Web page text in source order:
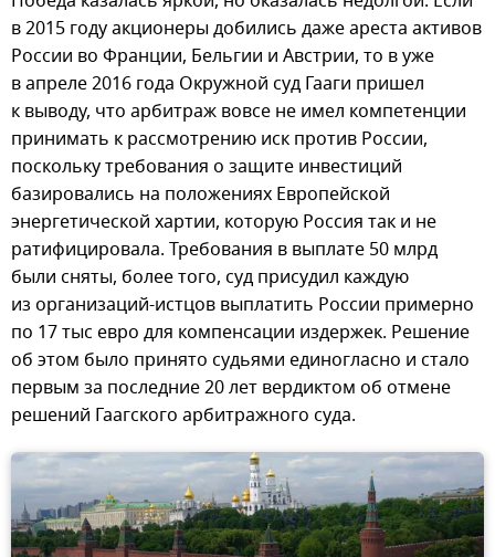
в 2015 году акционеры добились даже ареста активов
России во Франции, Бельгии и Австрии, то в уже
в апреле 2016 года Окружной суд Гааги пришел
к выводу, что арбитраж вовсе не имел компетенции
принимать к рассмотрению иск против России,
поскольку требования о защите инвестиций
базировались на положениях Европейской
энергетической хартии, которую Россия так и не
ратифицировала. Требования в выплате 50 млрд
были сняты, более того, суд присудил каждую
из организаций-истцов выплатить России примерно
по 17 тыс евро для компенсации издержек. Решение
об этом было принято судьями единогласно и стало
первым за последние 20 лет вердиктом об отмене
решений Гаагского арбитражного суда.